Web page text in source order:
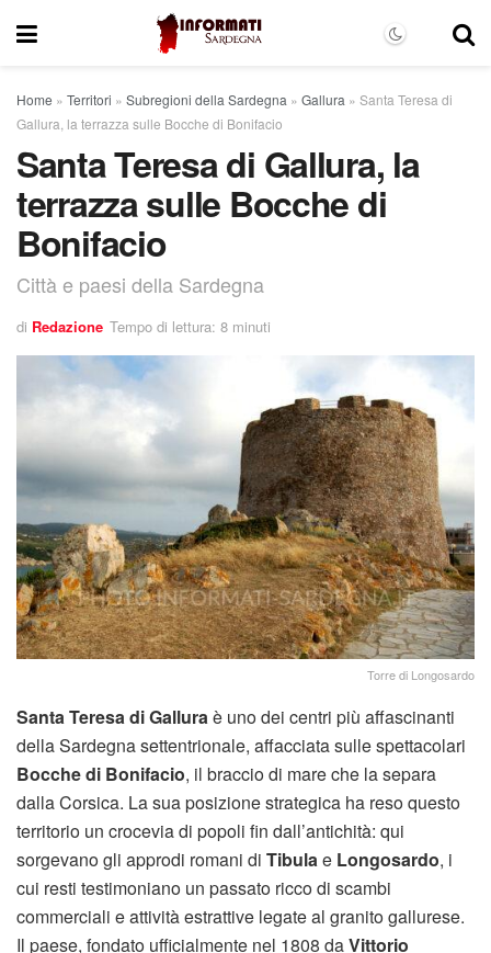
Home » Territori » Subregioni della Sardegna » Gallura » Santa Teresa di
Gallura, la terrazza sulle Bocche di Bonifacio
Santa Teresa di Gallura, la
terrazza sulle Bocche di
Bonifacio
Città e paesi della Sardegna
di Redazione Tempo di lettura: 8 minuti
Torre di Longosardo
Santa Teresa di Galluraè uno dei centri più affascinanti
della Sardegna settentrionale, affacciata sulle spettacolari
Bocche di Bonifacio, il braccio di mare che la separa
dalla Corsica. La sua posizione strategica ha reso questo
territorio un crocevia di popoli fin dall’antichità: qui
sorgevano gli approdi romani di Tibulae Longosardo, i
cui resti testimoniano un passato ricco di scambi
commerciali e attività estrattive legate al granito gallurese.
Il paese, fondato ufficialmente nel 1808 daVittorio